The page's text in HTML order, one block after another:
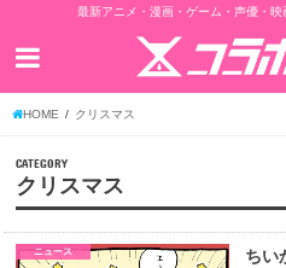
最新アニメ・漫画・ゲーム・声優・映
HOME クリスマス
CATEGORY
クリスマス
ニュース
ちい